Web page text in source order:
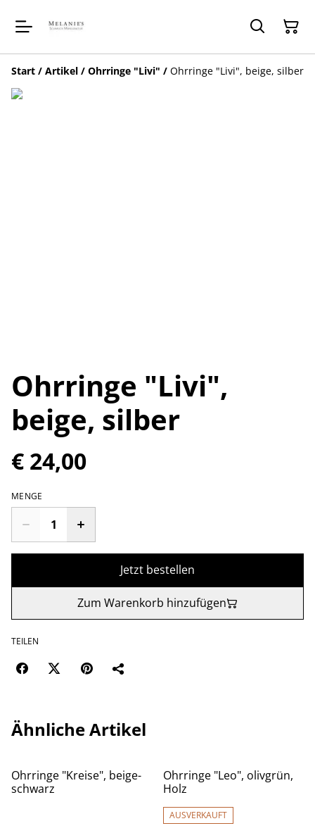
Start / Artikel / Ohrringe "Livi" / Ohrringe "Livi", beige, silber
Ohrringe "Livi",
beige, silber
€ 24,00
MENGE
Jetzt bestellen
Zum Warenkorb hinzufügen
TEILEN
Ähnliche Artikel
Ohrringe "Kreise", beige-
schwarz
Ohrringe "Leo", olivgrün,
Holz
AUSVERKAUFT